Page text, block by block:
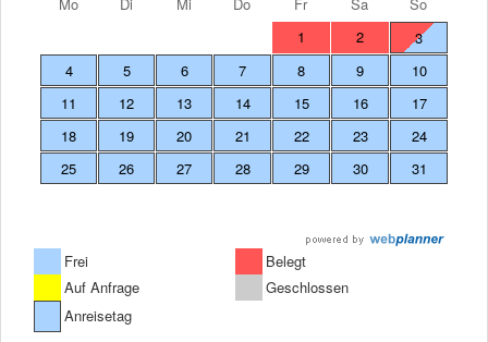
1
2
3
4
5 6 7 8 9
10
11
12 13 14 15 16
17
18
19 20 21 22 23
24
25
26 27 28 29 30 31
Frei
Belegt
Auf Anfrage
Geschlossen
Anreisetag